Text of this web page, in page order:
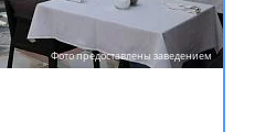
Фото предоставлены заведением